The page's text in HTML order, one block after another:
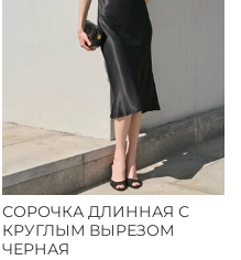
СОРОЧКА ДЛИННАЯ С
КРУГЛЫМ ВЫРЕЗОМ
ЧЕРНАЯ